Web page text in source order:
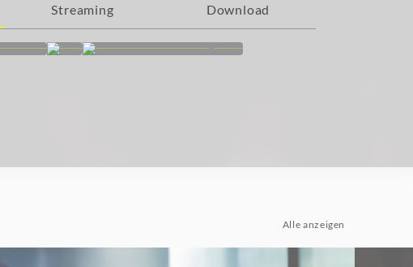
Streaming Download
Alle anzeigen